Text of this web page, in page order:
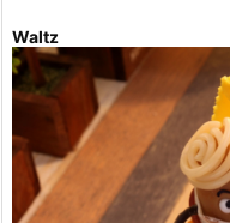
Waltz